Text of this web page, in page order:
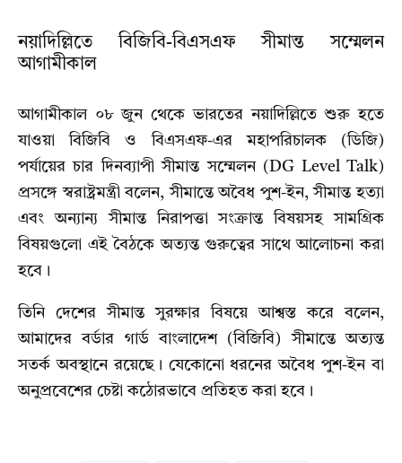
নয়াদিল্লিতে বিজিবি-বিএসএফ সীমান্ত সম্মেলন
আগামীকাল
আগামীকাল ০৮ জুন থেকে ভারতের নয়াদিল্লিতে শুরু হতে
যাওয়া বিজিবি ও বিএসএফ-এর মহাপরিচালক (ডিজি)
পর্যায়ের চার দিনব্যাপী সীমান্ত সম্মেলন (DG Level Talk)
প্রসঙ্গে স্বরাষ্ট্রমন্ত্রী বলেন, সীমান্তে অবৈধ পুশ-ইন, সীমান্ত হত্যা
এবং অন্যান্য সীমান্ত নিরাপত্তা সংক্রান্ত বিষয়সহ সামগ্রিক
বিষয়গুলো এই বৈঠকে অত্যন্ত গুরুত্বের সাথে আলোচনা করা
হবে।
তিনি দেশের সীমান্ত সুরক্ষার বিষয়ে আশ্বস্ত করে বলেন,
আমাদের বর্ডার গার্ড বাংলাদেশ (বিজিবি) সীমান্তে অত্যন্ত
সতর্ক অবস্থানে রয়েছে। যেকোনো ধরনের অবৈধ পুশ-ইন বা
অনুপ্রবেশের চেষ্টা কঠোরভাবে প্রতিহত করা হবে।